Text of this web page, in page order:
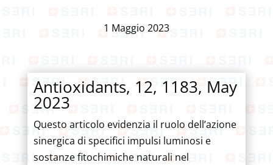
1 Maggio 2023
Antioxidants, 12, 1183, May
2023
Questo articolo evidenzia il ruolo dell’azione
sinergica di specifici impulsi luminosi e
sostanze fitochimiche naturali nel